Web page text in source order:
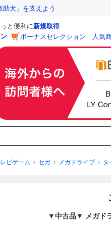
助犬」を支えよう
っと便利に新規取得
ボーナスセレクション 人気
ビゲーム セガ メガドライブ タ
▼中古品▼ メガド